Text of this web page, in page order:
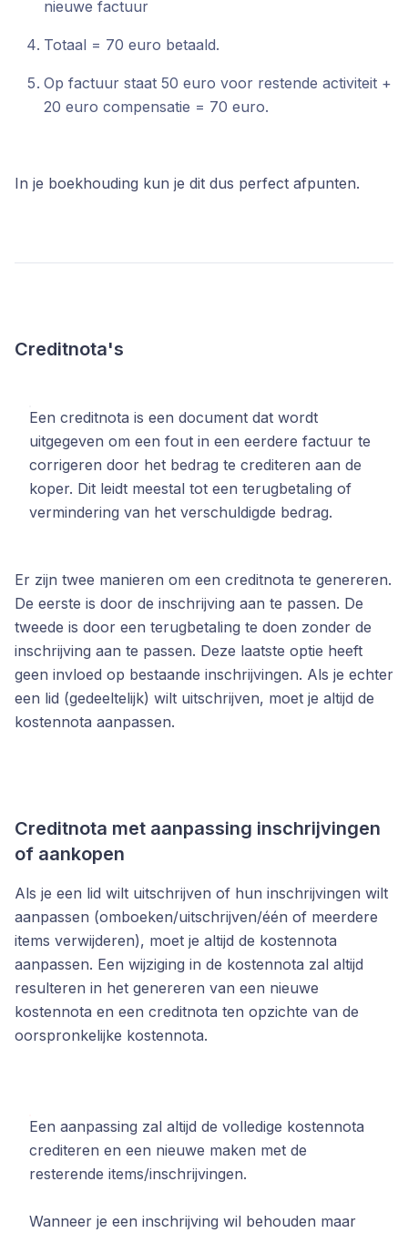
nieuwe factuur
Totaal = 70 euro betaald.
Op factuur staat 50 euro voor restende activiteit +
20 euro compensatie = 70 euro.
In je boekhouding kun je dit dus perfect afpunten.
Creditnota's
Een creditnota is een document dat wordt
uitgegeven om een fout in een eerdere factuur te
corrigeren door het bedrag te crediteren aan de
koper. Dit leidt meestal tot een terugbetaling of
vermindering van het verschuldigde bedrag.
Er zijn twee manieren om een creditnota te genereren.
De eerste is door de inschrijving aan te passen. De
tweede is door een terugbetaling te doen zonder de
inschrijving aan te passen. Deze laatste optie heeft
geen invloed op bestaande inschrijvingen. Als je echter
een lid (gedeeltelijk) wilt uitschrijven, moet je altijd de
kostennota aanpassen.
Creditnota met aanpassing inschrijvingen
of aankopen
Als je een lid wilt uitschrijven of hun inschrijvingen wilt
aanpassen (omboeken/uitschrijven/één of meerdere
items verwijderen), moet je altijd de kostennota
aanpassen. Een wijziging in de kostennota zal altijd
resulteren in het genereren van een nieuwe
kostennota en een creditnota ten opzichte van de
oorspronkelijke kostennota.
Een aanpassing zal altijd de volledige kostennota
crediteren en een nieuwe maken met de
resterende items/inschrijvingen.
Wanneer je een inschrijving wil behouden maar